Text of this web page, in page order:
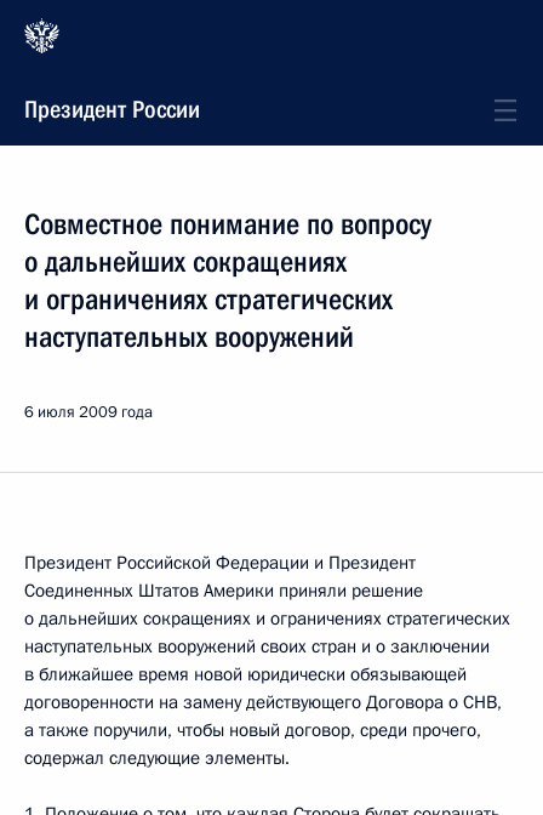
Президент России
Совместное понимание по вопросу
о дальнейших сокращениях
и ограничениях стратегических
наступательных вооружений
6 июля 2009 года
Президент Российской Федерации и Президент
Соединенных Штатов Америки приняли решение
о дальнейших сокращениях и ограничениях стратегических
наступательных вооружений своих стран и о заключении
в ближайшее время новой юридически обязывающей
договоренности на замену действующего Договора о СНВ,
а также поручили, чтобы новый договор, среди прочего,
содержал следующие элементы.